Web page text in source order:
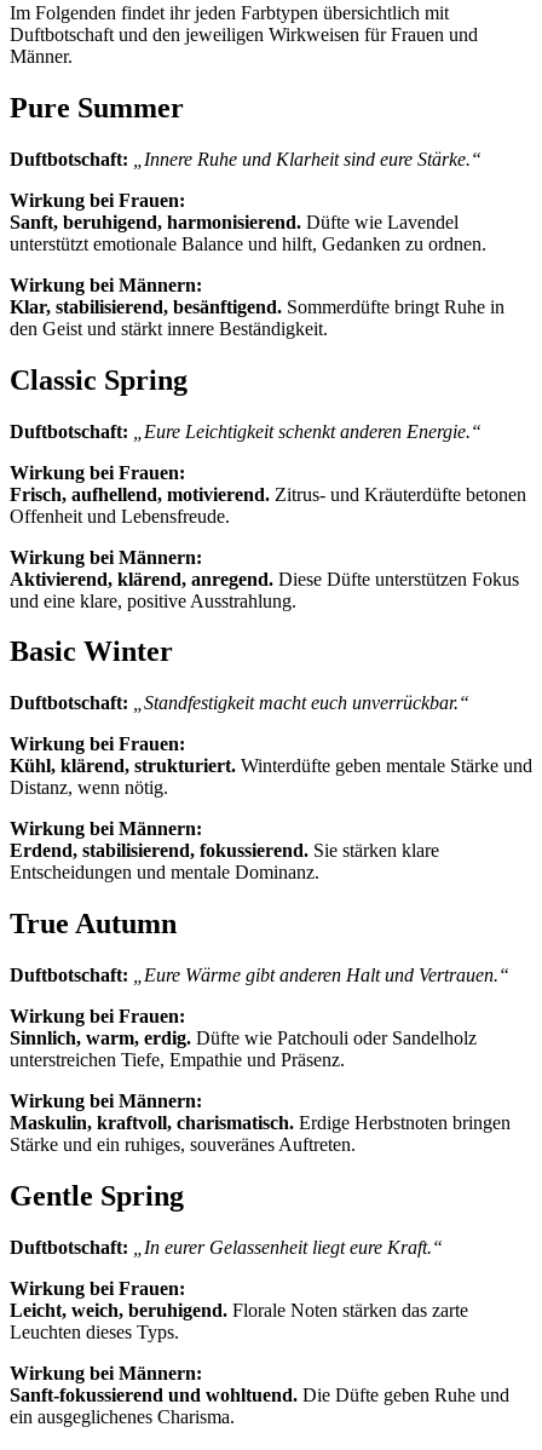
Im Folgenden findet ihr jeden Farbtypen übersichtlich mit
Duftbotschaft und den jeweiligen Wirkweisen für Frauen und
Männer.
Pure Summer
Duftbotschaft:
„Innere Ruhe und Klarheit sind eure Stärke.“
Wirkung bei Frauen:
Sanft, beruhigend, harmonisierend. Düfte wie Lavendel
unterstützt emotionale Balance und hilft, Gedanken zu ordnen.
Wirkung bei Männern:
Klar, stabilisierend, besänftigend. Sommerdüfte bringt Ruhe in
den Geist und stärkt innere Beständigkeit.
Classic Spring
Duftbotschaft:
„Eure Leichtigkeit schenkt anderen Energie.“
Wirkung bei Frauen:
Frisch, aufhellend, motivierend. Zitrus- und Kräuterdüfte betonen
Offenheit und Lebensfreude.
Wirkung bei Männern:
Aktivierend, klärend, anregend. Diese Düfte unterstützen Fokus
und eine klare, positive Ausstrahlung.
Basic Winter
Duftbotschaft:
„Standfestigkeit macht euch unverrückbar.“
Wirkung bei Frauen:
Kühl, klärend, strukturiert. Winterdüfte geben mentale Stärke und
Distanz, wenn nötig.
Wirkung bei Männern:
Erdend, stabilisierend, fokussierend. Sie stärken klare
Entscheidungen und mentale Dominanz.
True Autumn
Duftbotschaft:
„Eure Wärme gibt anderen Halt und Vertrauen.“
Wirkung bei Frauen:
Sinnlich, warm, erdig. Düfte wie Patchouli oder Sandelholz
unterstreichen Tiefe, Empathie und Präsenz.
Wirkung bei Männern:
Maskulin, kraftvoll, charismatisch. Erdige Herbstnoten bringen
Stärke und ein ruhiges, souveränes Auftreten.
Gentle Spring
Duftbotschaft:
„In eurer Gelassenheit liegt eure Kraft.“
Wirkung bei Frauen:
Leicht, weich, beruhigend. Florale Noten stärken das zarte
Leuchten dieses Typs.
Wirkung bei Männern:
Sanft-fokussierend und wohltuend. Die Düfte geben Ruhe und
ein ausgeglichenes Charisma.